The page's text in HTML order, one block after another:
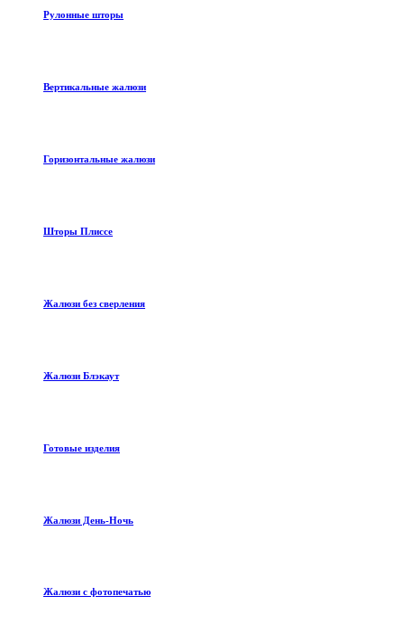
Рулонные шторы
Вертикальные жалюзи
Горизонтальные жалюзи
Шторы Плиссе
Жалюзи без сверления
Жалюзи Блэкаут
Готовые изделия
Жалюзи День-Ночь
Жалюзи с фотопечатью